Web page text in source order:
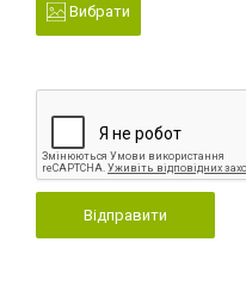
Вибрати
Відправити